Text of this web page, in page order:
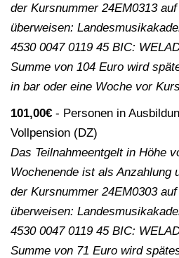
der Kursnummer 24EM0313
überweisen:
4530 0047 0119 45 BIC:
Summe von 104 Euro wird
in bar oder eine Woche vor
101,00€
Personen in
Vollpension (DZ)
Das Teilnahmeentgelt in Höhe
Wochenende ist als Anzahlung
der Kursnummer 24EM0303
überweisen:
4530 0047 0119 45 BIC:
Summe von 71 Euro wird